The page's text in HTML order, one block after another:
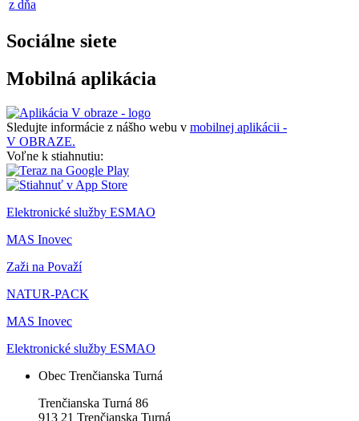
z dňa
Sociálne siete
Mobilná aplikácia
Sledujte informácie z nášho webu v mobilnej aplikácii -
V OBRAZE.
Voľne k stiahnutiu:
Elektronické služby ESMAO
MAS Inovec
Zaži na Považí
NATUR-PACK
MAS Inovec
Elektronické služby ESMAO
Obec Trenčianska Turná
Trenčianska Turná 86
913 21 Trenčianska Turná